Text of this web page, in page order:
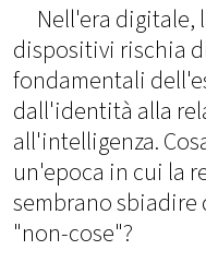
Nell'era digitale,
dispositivi rischia
fondamentali
dall'identità alla
all'intelligenza.
un'epoca in cui la
sembrano
"non-cose"?